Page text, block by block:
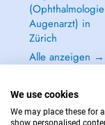
Augenarzt) in
Zürich
Alle anzeigen →
We use cookies
We may place these for
show personalised